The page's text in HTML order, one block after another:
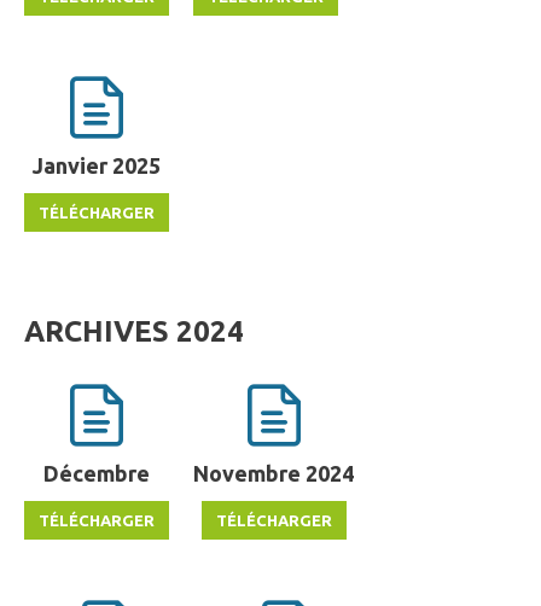
Janvier 2025
ARCHIVES 2024
Décembre Novembre 2024